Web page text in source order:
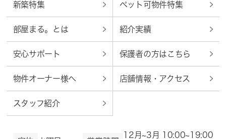
新築特集 ペット可物件特集
部屋まる。とは 紹介実績
安心サポート 保護者の方はこちら
物件オーナー様へ 店舗情報・アクセス
スタッフ紹介
12月~3月 10:00~19:00